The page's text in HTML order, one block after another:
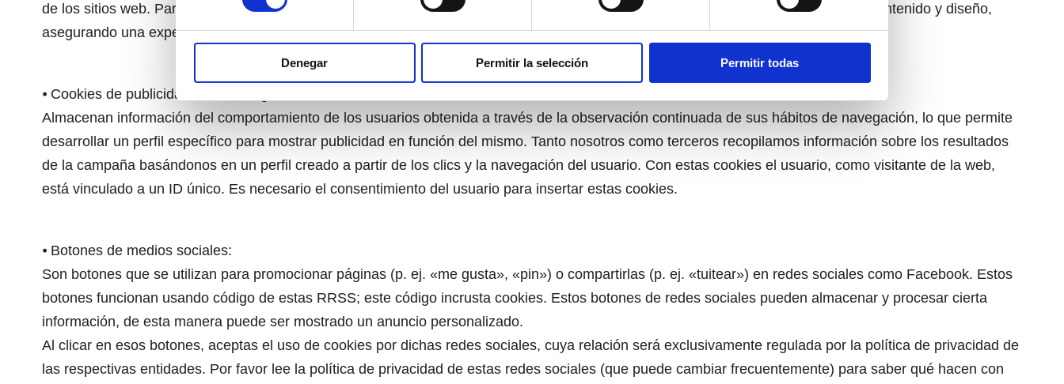
Denegar Permitir la selección Permitir todas
de los sitios web. Para su inserción, es necesario el consentimiento del usuario. Esta información es valiosa para mejorar y ajustar contenido y diseño,
asegurando una experiencia más eficiente y personalizada.
⦁ Cookies de publicidad o marketing:
Almacenan información del comportamiento de los usuarios obtenida a través de la observación continuada de sus hábitos de navegación, lo que permite
desarrollar un perfil específico para mostrar publicidad en función del mismo. Tanto nosotros como terceros recopilamos información sobre los resultados
de la campaña basándonos en un perfil creado a partir de los clics y la navegación del usuario. Con estas cookies el usuario, como visitante de la web,
está vinculado a un ID único. Es necesario el consentimiento del usuario para insertar estas cookies.
⦁ Botones de medios sociales:
Son botones que se utilizan para promocionar páginas (p. ej. «me gusta», «pin») o compartirlas (p. ej. «tuitear») en redes sociales como Facebook. Estos
botones funcionan usando código de estas RRSS; este código incrusta cookies. Estos botones de redes sociales pueden almacenar y procesar cierta
información, de esta manera puede ser mostrado un anuncio personalizado.
Al clicar en esos botones, aceptas el uso de cookies por dichas redes sociales, cuya relación será exclusivamente regulada por la política de privacidad de
las respectivas entidades. Por favor lee la política de privacidad de estas redes sociales (que puede cambiar frecuentemente) para saber qué hacen con